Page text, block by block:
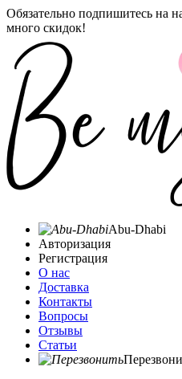
Обязательно подпишитесь на
много скидок!
Abu-Dhabi
Авторизация
Регистрация
О нас
Доставка
Контакты
Вопросы
Отзывы
Статьи